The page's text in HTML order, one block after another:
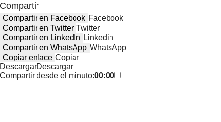
Compartir
Compartir en Facebook Facebook
Compartir en Twitter Twitter
Compartir en LinkedIn Linkedin
Compartir en WhatsApp WhatsApp
Copiar enlace Copiar
DescargarDescargar
Compartir desde el minuto:00:00